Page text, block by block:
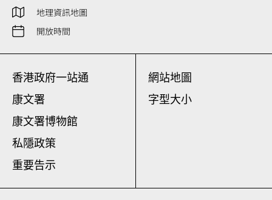
地理資訊地圖
開放時間
香港政府一站通
康文署
康文署博物館
私隱政策
重要告示
網站地圖
字型大小